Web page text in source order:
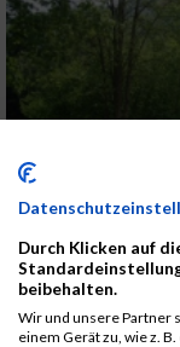
Am
Strassengler
Durch Klicken auf
beibehalten.
Wir und unsere Partner
einem Gerät zu, wie z.